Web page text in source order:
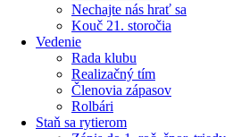
Nechajte nás hrať sa
Kouč 21. storočia
Vedenie
Rada klubu
Realizačný tím
Členovia zápasov
Rolbári
Staň sa rytierom